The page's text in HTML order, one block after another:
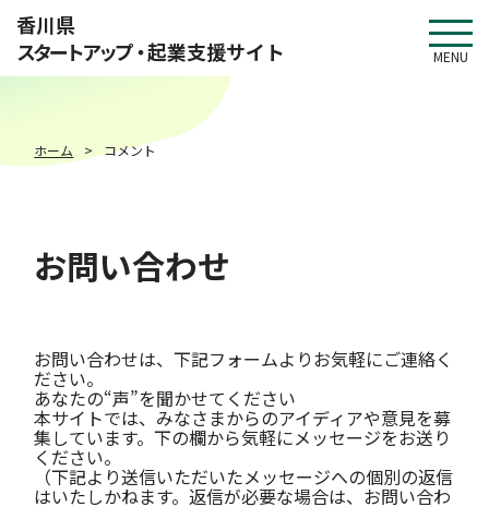
香川県
スタートアップ・起業支援サイト MENU
ホーム コメント
お問い合わせ
お問い合わせは、下記フォームよりお気軽にご連絡く
ださい。
あなたの“声”を聞かせてください
本サイトでは、みなさまからのアイディアや意見を募
集しています。下の欄から気軽にメッセージをお送り
ください。
（下記より送信いただいたメッセージへの個別の返信
はいたしかねます。返信が必要な場合は、お問い合わ